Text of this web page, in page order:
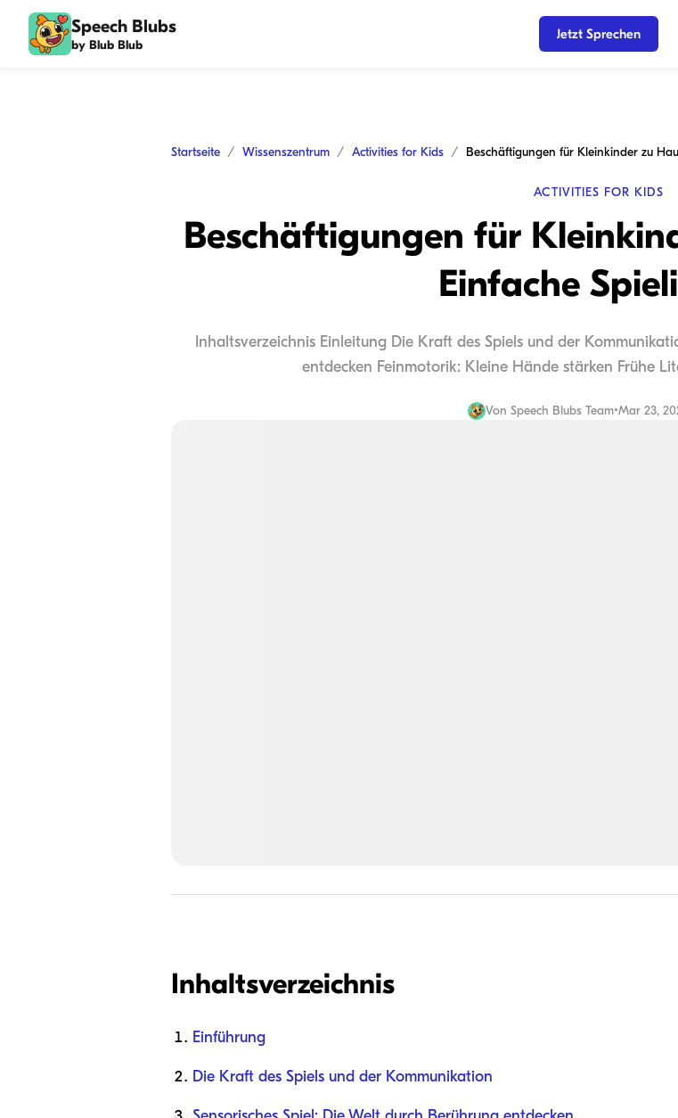
Speech Blubs
by Blub Blub
Jetzt Sprechen
Startseite Wissenszentrum Activities for Kids
ACTIVITIES FOR KIDS
Beschäftigungen für
Einfache
Inhaltsverzeichnis Einleitung Die Kraft des Spiels und der
entdecken Feinmotorik: Kleine Hände stärken Frühe
Von Speech Blubs Team•Mar 23,
Inhaltsverzeichnis
Einführung
Die Kraft des Spiels und der Kommunikation